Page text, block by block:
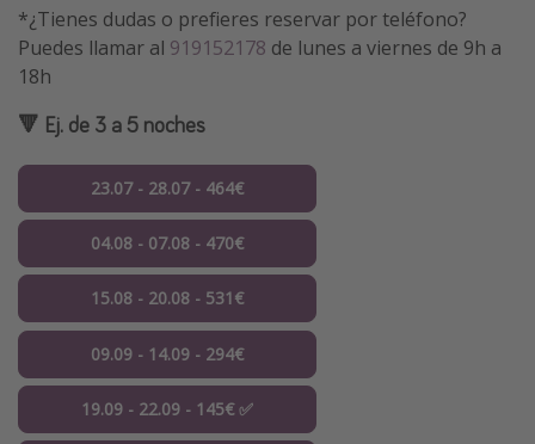
*¿Tienes dudas o prefieres reservar por teléfono?
Puedes llamar al 919152178 de lunes a viernes de 9h a
18h
🔻 Ej. de 3 a 5 noches
23.07 - 28.07 - 464€
04.08 - 07.08 - 470€
15.08 - 20.08 - 531€
09.09 - 14.09 - 294€
19.09 - 22.09 - 145€ ✅